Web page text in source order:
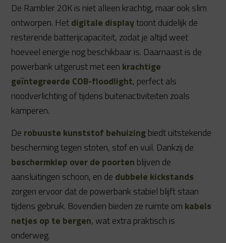
De Rambler 20K is niet alleen krachtig, maar ook slim
ontworpen. Hetdigitale displaytoont duidelijk de
resterende batterijcapaciteit, zodat je altijd weet
hoeveel energie nog beschikbaar is. Daarnaast is de
powerbank uitgerust met een krachtige
geïntegreerde COB-floodlight, perfect als
noodverlichting of tijdens buitenactiviteiten zoals
kamperen.
De robuuste kunststof behuizingbiedt uitstekende
bescherming tegen stoten, stof en vuil. Dankzij de
beschermklep over de poorten blijven de
aansluitingen schoon, en de dubbele kickstands
zorgen ervoor dat de powerbank stabiel blijft staan
tijdens gebruik. Bovendien bieden ze ruimte om kabels
netjes op te bergen, wat extra praktisch is
onderweg.